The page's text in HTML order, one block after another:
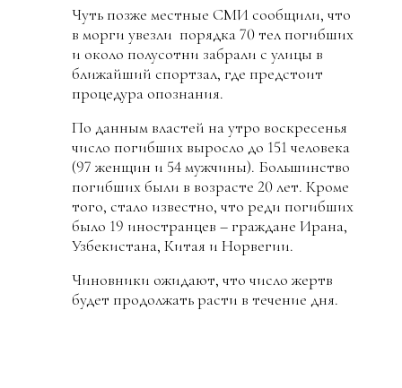
Чуть позже местные СМИ сообщили, что
в морги увезли порядка 70 тел погибших
и около полусотни забрали с улицы в
ближайший спортзал, где предстоит
процедура опознания.
По данным властей на утро воскресенья
число погибших выросло до 151 человека
(97 женщин и 54 мужчины). Большинство
погибших были в возрасте 20 лет. Кроме
того, стало известно, что реди погибших
было 19 иностранцев – граждане Ирана,
Узбекистана, Китая и Норвегии.
Чиновники ожидают, что число жертв
будет продолжать расти в течение дня.